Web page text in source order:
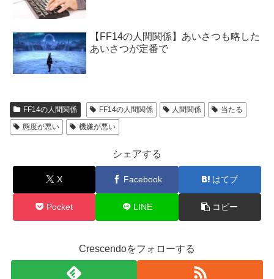
【FF14の人間関係】あいさつも略した
あいさつが定番で
FF14の人間関係 FF14の人間関係 人間関係
当たる
態度が悪い
機嫌が悪い
シェアする
X Facebook はてブ
Pocket LINE コピー
Crescendoをフォローする